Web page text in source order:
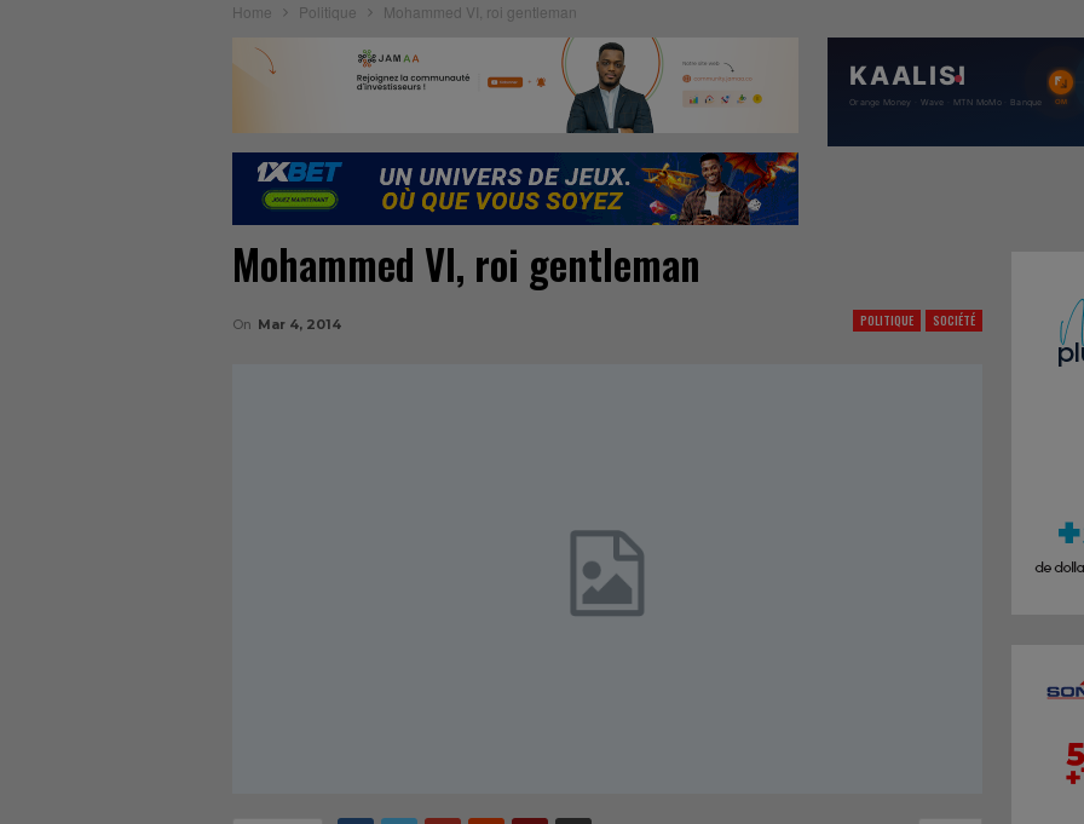
Home Politique Mohammed VI, roi gentleman
Mohammed VI, roi gentleman
POLITIQUE SOCIÉTÉ
On Mar 4, 2014